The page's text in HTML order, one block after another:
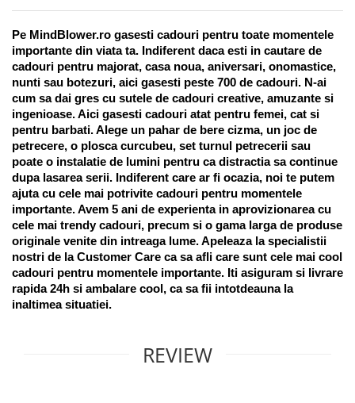
Pe MindBlower.ro gasesti cadouri pentru toate momentele
importante din viata ta. Indiferent daca esti in cautare de
cadouri pentru majorat, casa noua, aniversari, onomastice,
nunti sau botezuri, aici gasesti peste 700 de cadouri. N-ai
cum sa dai gres cu sutele de cadouri creative, amuzante si
ingenioase. Aici gasesti cadouri atat pentru femei, cat si
pentru barbati. Alege un pahar de bere cizma, un joc de
petrecere, o plosca curcubeu, set turnul petrecerii sau
poate o instalatie de lumini pentru ca distractia sa continue
dupa lasarea serii. Indiferent care ar fi ocazia, noi te putem
ajuta cu cele mai potrivite cadouri pentru momentele
importante. Avem 5 ani de experienta in aprovizionarea cu
cele mai trendy cadouri, precum si o gama larga de produse
originale venite din intreaga lume. Apeleaza la specialistii
nostri de la Customer Care ca sa afli care sunt cele mai cool
cadouri pentru momentele importante. Iti asiguram si livrare
rapida 24h si ambalare cool, ca sa fii intotdeauna la
inaltimea situatiei.
REVIEW